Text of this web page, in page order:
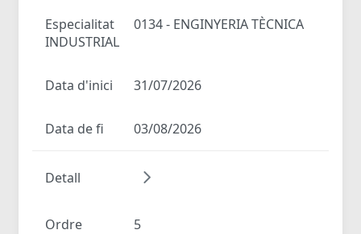
Especialitat
0134 - ENGINYERIA TÈCNICA
INDUSTRIAL
Data d'inici 31/07/2026
Data de fi 03/08/2026
Detall
Ordre 5